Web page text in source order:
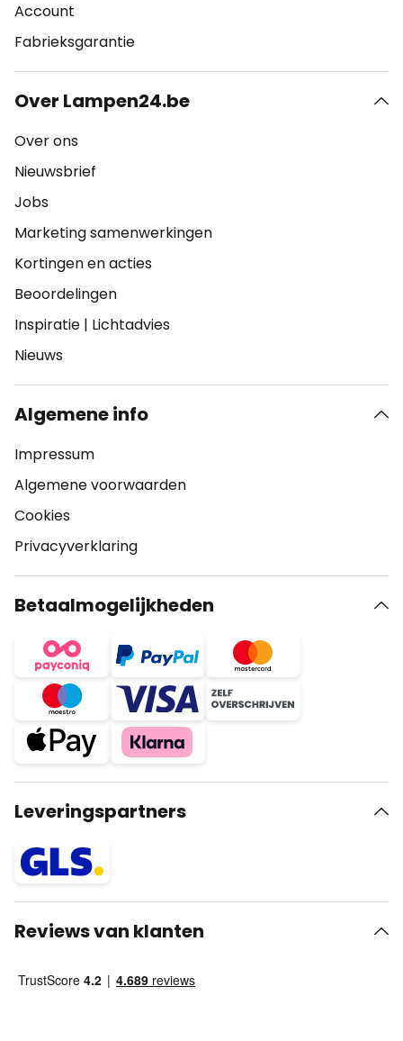
Account
Fabrieksgarantie
Over Lampen24.be
Over ons
Nieuwsbrief
Jobs
Marketing samenwerkingen
Kortingen en acties
Beoordelingen
Inspiratie | Lichtadvies
Nieuws
Algemene info
Impressum
Algemene voorwaarden
Cookies
Privacyverklaring
Betaalmogelijkheden
Leveringspartners
Reviews van klanten